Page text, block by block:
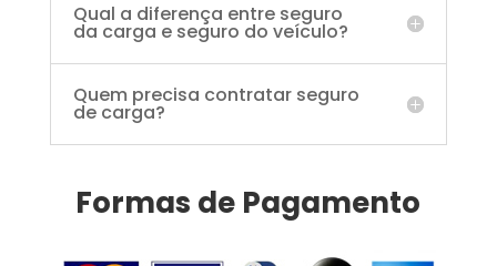
Qual a diferença entre seguro
da carga e seguro do veículo?
Quem precisa contratar seguro
de carga?
Formas de Pagamento